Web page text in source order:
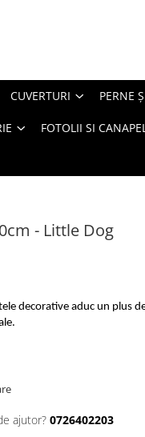
CUVERTURI PERNE
FOTOLII SI
- Little Dog
decorative aduc un plus
ajutor? 0726402203